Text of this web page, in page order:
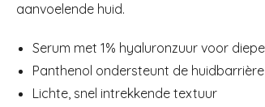
aanvoelende huid.
Serum met 1% hyaluronzuur voor
Panthenol ondersteunt de
Lichte, snel intrekkende textuur